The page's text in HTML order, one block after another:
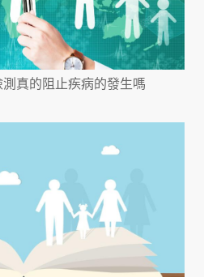
真的阻止疾病的發生嗎